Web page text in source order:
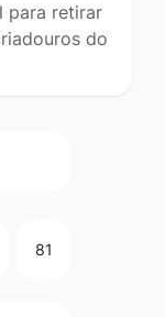
para retirar
do
81